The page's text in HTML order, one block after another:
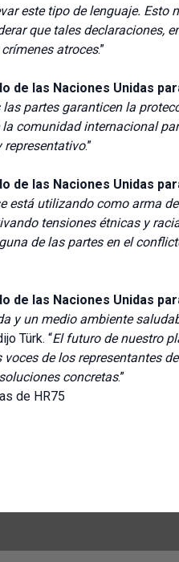
este tipo de lenguaje. Esto
que tales declaraciones,
atroces.”
de las Naciones Unidas
partes garanticen la
comunidad internacional
representativo.”
de las Naciones Unidas
está utilizando como arma
tensiones étnicas y
de las partes en el
de las Naciones Unidas
y un medio ambiente
Türk. “El futuro de nuestro
de los representantes
concretas.”
de HR75